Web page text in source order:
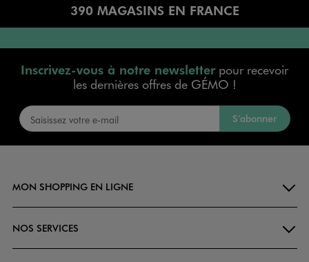
390 MAGASINS EN FRANCE
Inscrivez-vous à notre newsletterpour recevoir
les dernières offres de GÉMO !
S’abonner
MON SHOPPING EN LIGNE
NOS SERVICES